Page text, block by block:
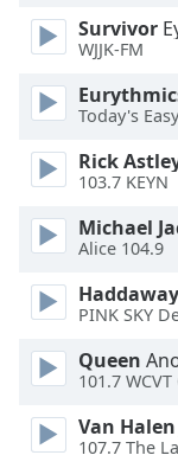
Caption
Color
Opacity
Font
Size
Text
Edge
Style
Survivor
WJJK-FM
Today's
Rick
103.7 KEYN
Michael
Alice 104.9
Haddaway
PINK SKY
Queen
101.7
Van Halen
107.7 The